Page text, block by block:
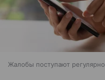
Жалобы поступают регулярно